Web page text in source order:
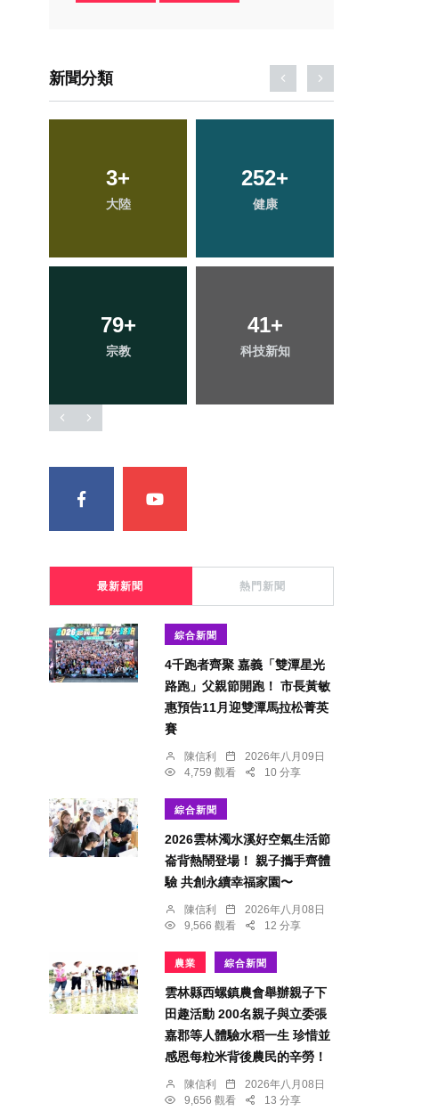
新聞分類
3+
大陸
252+
健康
79+
宗教
41+
科技新知
473
社會
140+
專欄
61+
頭條
88+
農業
最新新聞 熱門新聞
綜合新聞
4千跑者齊聚 嘉義「雙潭星光
路跑」父親節開跑！ 市長黃敏
惠預告11月迎雙潭馬拉松菁英
賽
陳信利
2026年八月09日
4,759 觀看
10 分享
綜合新聞
2026雲林濁水溪好空氣生活節
崙背熱鬧登場！ 親子攜手齊體
驗 共創永續幸福家園〜
陳信利
2026年八月08日
9,566 觀看
12 分享
農業 綜合新聞
雲林縣西螺鎮農會舉辦親子下
田趣活動 200名親子與立委張
嘉郡等人體驗水稻一生 珍惜並
感恩每粒米背後農民的辛勞！
陳信利
2026年八月08日
9,656 觀看
13 分享